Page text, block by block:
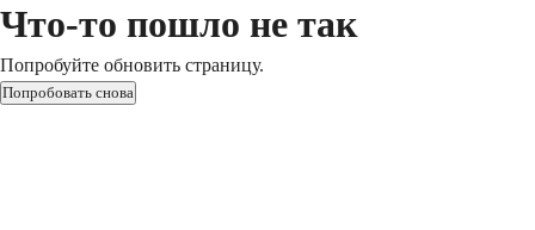
Что-то пошло не так
Попробуйте обновить страницу.
Попробовать снова